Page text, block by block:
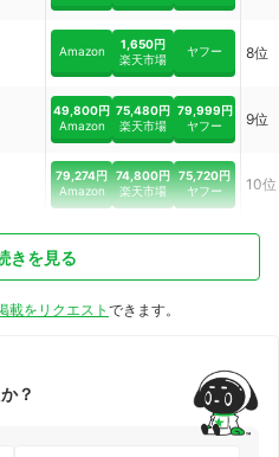
Amazon
1,650円
楽天市場
ヤフー 8位
49,800円
Amazon
75,480円
楽天市場
79,999円
ヤフー
9位
79,274円
Amazon
74,800円
楽天市場
75,720円
ヤフー
10位
きを見る
載をリクエスト できます。
？